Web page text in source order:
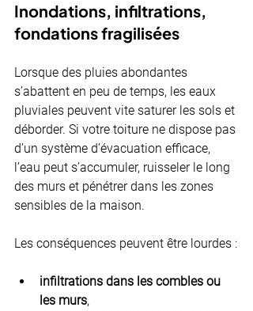
Inondations, infiltrations,
fondations fragilisées
Lorsque des pluies abondantes
s’abattent en peu de temps, les eaux
pluviales peuvent vite saturer les sols et
déborder. Si votre toiture ne dispose pas
d’un système d’évacuation efficace,
l’eau peut s’accumuler, ruisseler le long
des murs et pénétrer dans les zones
sensibles de la maison.
Les conséquences peuvent être lourdes :
infiltrations dans les combles ou
les murs,